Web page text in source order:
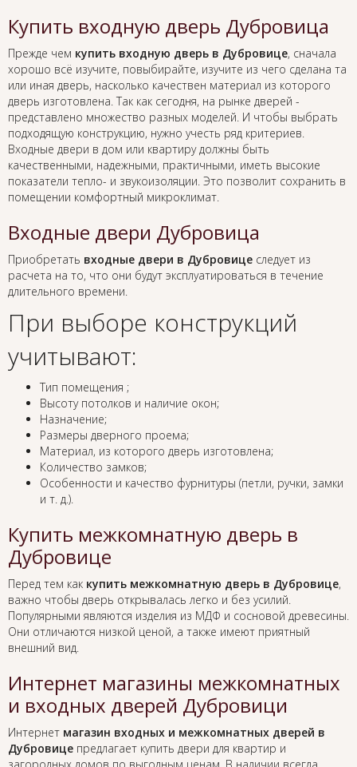
Купить входную дверь Дубровица
Прежде чем купить входную дверь в Дубровице, сначала
хорошо всё изучите, повыбирайте, изучите из чего сделана та
или иная дверь, насколько качествен материал из которого
дверь изготовлена. Так как сегодня, на рынке дверей -
представлено множество разных моделей. И чтобы выбрать
подходящую конструкцию, нужно учесть ряд критериев.
Входные двери в дом или квартиру должны быть
качественными, надежными, практичными, иметь высокие
показатели тепло- и звукоизоляции. Это позволит сохранить в
помещении комфортный микроклимат.
Входные двери Дубровица
Приобретать входные двери в Дубровице следует из
расчета на то, что они будут эксплуатироваться в течение
длительного времени.
При выборе конструкций
учитывают:
Тип помещения ;
Высоту потолков и наличие окон;
Назначение;
Размеры дверного проема;
Материал, из которого дверь изготовлена;
Количество замков;
Особенности и качество фурнитуры (петли, ручки, замки
и т. д.).
Купить межкомнатную дверь в
Дубровице
Перед тем как купить межкомнатную дверь в Дубровице,
важно чтобы дверь открывалась легко и без усилий.
Популярными являются изделия из МДФ и сосновой древесины.
Они отличаются низкой ценой, а также имеют приятный
внешний вид.
Интернет магазины межкомнатных
и входных дверей Дубровици
Интернет магазин входных и межкомнатных дверей в
Дубровице предлагает купить двери для квартир и